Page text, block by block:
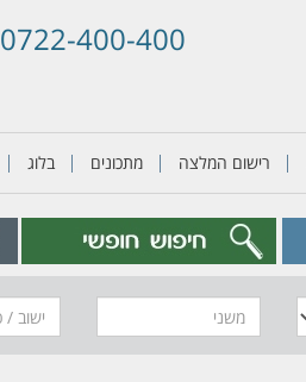
0722-400-400
רישום המלצה מתכונים בלוג